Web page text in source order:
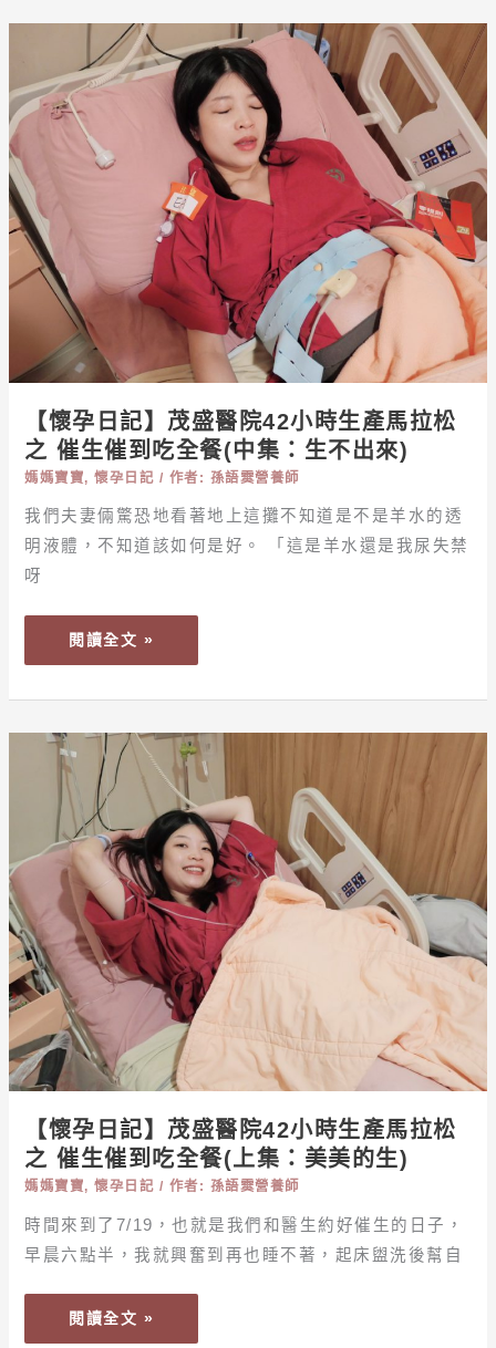
全
(下
集：
來
【懷孕日記】茂盛醫院42小時生產馬拉松
之 催生催到吃全餐(中集：生不出來)
媽媽寶寶,懷孕日記 / 作者: 孫語霙營養師
我們夫妻倆驚恐地看著地上這攤不知道是不是羊水的透
明液體，不知道該如何是好。 「這是羊水還是我尿失禁
呀
孕
日
記】
茂
小
時
生
產
拉
松
之
催
生
吃
全
(中
生
不
出
來)
閱讀全文 »
【懷孕日記】茂盛醫院42小時生產馬拉松
之 催生催到吃全餐(上集：美美的生)
媽媽寶寶,懷孕日記 / 作者: 孫語霙營養師
時間來到了7/19，也就是我們和醫生約好催生的日子，
早晨六點半，我就興奮到再也睡不著，起床盥洗後幫自
孕
日
記】
茂
盛
醫
院
42
小
時
生
拉
松
之
催
生
到
吃
閱讀全文 »